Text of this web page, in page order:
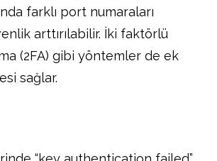
farklı port numaraları
arttırılabilir. İki faktörlü
(2FA) gibi yöntemler de ek
sağlar.